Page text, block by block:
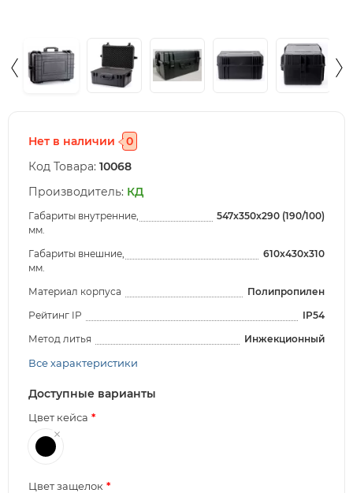
Нет в наличии
0
Код Товара: 10068
Производитель: КД
Габариты внутренние,
мм.
547x350x290 (190/100)
Габариты внешние,
мм.
610x430x310
Материал корпуса
Полипропилен
Рейтинг IP
IP54
Метод литья
Инжекционный
Все характеристики
Доступные варианты
Цвет кейса
Цвет защелок